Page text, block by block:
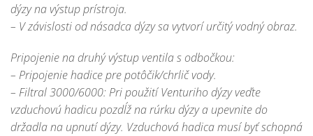
dýzy na výstup prístroja.
– V závislosti od násadca dýzy sa vytvorí určitý vodný obraz.
Pripojenie na druhý výstup ventila s odbočkou:
– Pripojenie hadice pre potôčik/chrlič vody.
– Filtral 3000/6000: Pri použití Venturiho dýzy veďte
vzduchovú hadicu pozdĺž na rúrku dýzy a upevnite do
držadla na upnutí dýzy. Vzduchová hadica musí byť schopná